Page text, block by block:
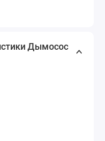
двигателя):Дымосос